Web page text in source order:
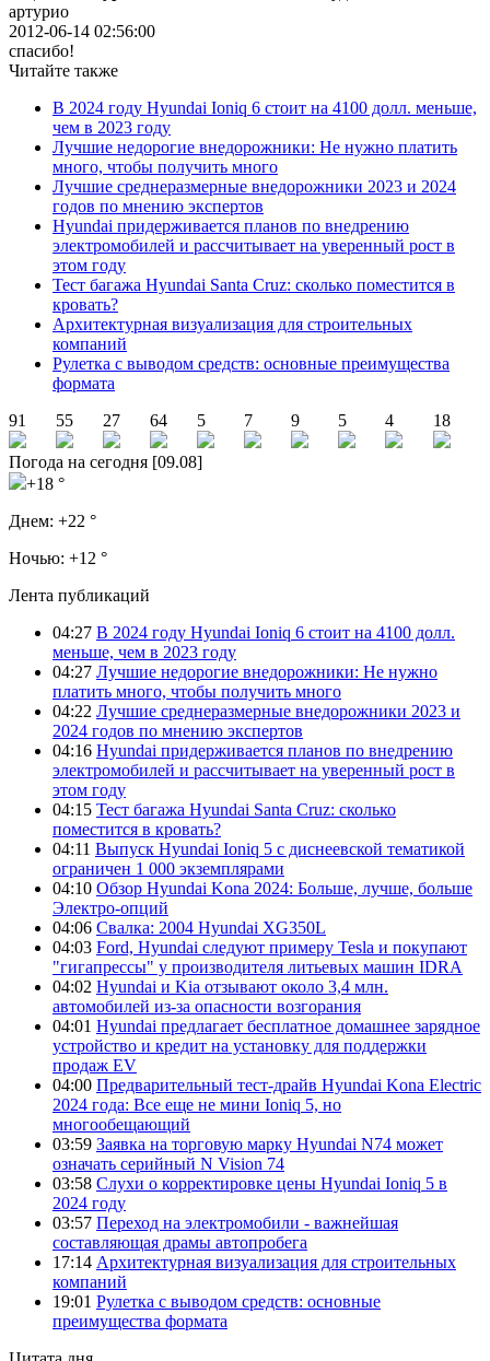
артурио
2012-06-14 02:56:00
спасибо!
Читайте также
В 2024 году Hyundai Ioniq 6 стоит на 4100 долл. меньше,
чем в 2023 году
Лучшие недорогие внедорожники: Не нужно платить
много, чтобы получить много
Лучшие среднеразмерные внедорожники 2023 и 2024
годов по мнению экспертов
Hyundai придерживается планов по внедрению
электромобилей и рассчитывает на уверенный рост в
этом году
Тест багажа Hyundai Santa Cruz: сколько поместится в
кровать?
Архитектурная визуализация для строительных
компаний
Рулетка с выводом средств: основные преимущества
формата
91
55 27 64 5 7 9 5 4 18
Погода на сегодня [09.08]
+18 °
Днем: +22 °
Ночью: +12 °
Лента публикаций
04:27 В 2024 году Hyundai Ioniq 6 стоит на 4100 долл.
меньше, чем в 2023 году
04:27 Лучшие недорогие внедорожники: Не нужно
платить много, чтобы получить много
04:22 Лучшие среднеразмерные внедорожники 2023 и
2024 годов по мнению экспертов
04:16 Hyundai придерживается планов по внедрению
электромобилей и рассчитывает на уверенный рост в
этом году
04:15 Тест багажа Hyundai Santa Cruz: сколько
поместится в кровать?
04:11 Выпуск Hyundai Ioniq 5 с диснеевской тематикой
ограничен 1 000 экземплярами
04:10 Обзор Hyundai Kona 2024: Больше, лучше, больше
Электро-опций
04:06 Свалка: 2004 Hyundai XG350L
04:03 Ford, Hyundai следуют примеру Tesla и покупают
"гигапрессы" у производителя литьевых машин IDRA
04:02 Hyundai и Kia отзывают около 3,4 млн.
автомобилей из-за опасности возгорания
04:01 Hyundai предлагает бесплатное домашнее зарядное
устройство и кредит на установку для поддержки
продаж EV
04:00 Предварительный тест-драйв Hyundai Kona Electric
2024 года: Все еще не мини Ioniq 5, но
многообещающий
03:59 Заявка на торговую марку Hyundai N74 может
означать серийный N Vision 74
03:58 Слухи о корректировке цены Hyundai Ioniq 5 в
2024 году
03:57 Переход на электромобили - важнейшая
составляющая драмы автопробега
17:14 Архитектурная визуализация для строительных
компаний
19:01 Рулетка с выводом средств: основные
преимущества формата